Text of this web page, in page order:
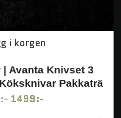
i korgen
Avanta Knivset 3
Pakkaträ
1499:-